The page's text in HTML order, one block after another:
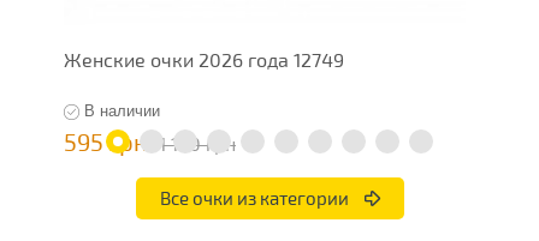
Женские очки 2026 года 12749
В наличии
595 грн 1 190 грн
Все очки из категории